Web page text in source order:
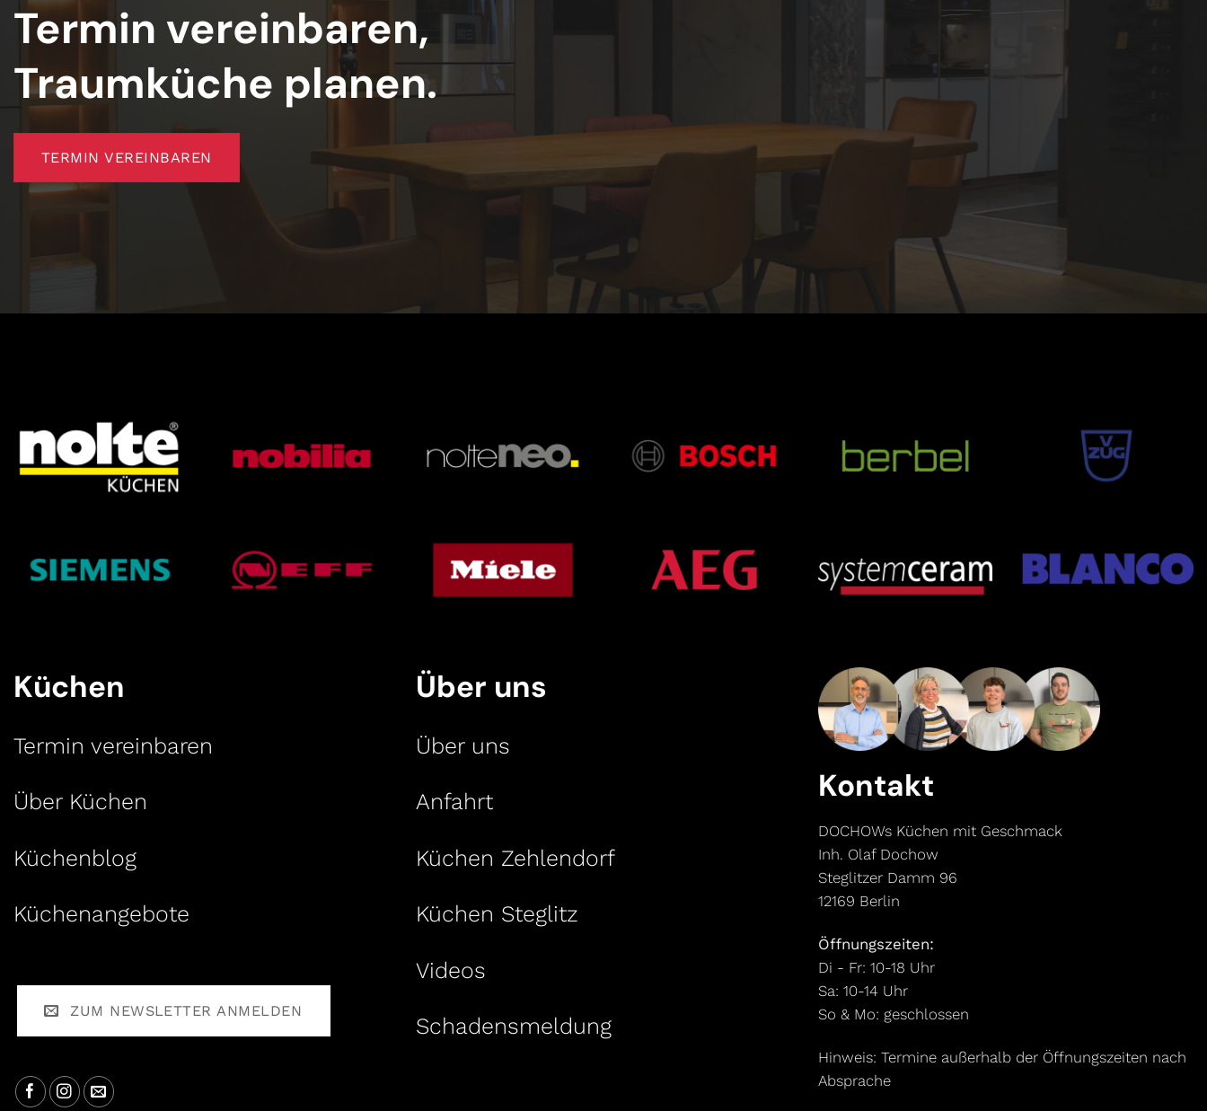
Termin vereinbaren,
Traumküche planen.
TERMIN VEREINBAREN
Küchen
Termin vereinbaren
Über Küchen
Küchenblog
Küchenangebote
ZUM NEWSLETTER ANMELDEN
Über uns
Über uns
Anfahrt
Küchen Zehlendorf
Küchen Steglitz
Videos
Schadensmeldung
Kontakt
DOCHOWs Küchen mit Geschmack
Inh. Olaf Dochow
Steglitzer Damm 96
12169 Berlin
Öffnungszeiten:
Di - Fr: 10-18 Uhr
Sa: 10-14 Uhr
So & Mo: geschlossen
Hinweis: Termine außerhalb der Öffnungszeiten nach
Absprache